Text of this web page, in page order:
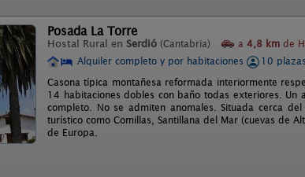
Posada La Torre
Hostal Rural en Serdió (Cantabria) a 4,8 km de
Alquiler completo y por habitaciones
10 plazas
Casona típica montañesa reformada interiormente
14 habitaciones dobles con baño todas exteriores.
completo. No se admiten anomales. Situada cerca
turístico como Comillas, Santillana del Mar (cuevas de
de Europa.